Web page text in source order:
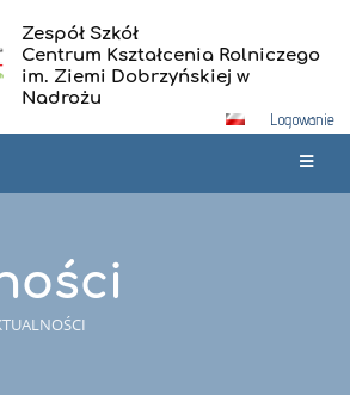
Zespół Szkół
Centrum Kształcenia Rolniczego
im. Ziemi Dobrzyńskiej w
Nadrożu
Logowanie